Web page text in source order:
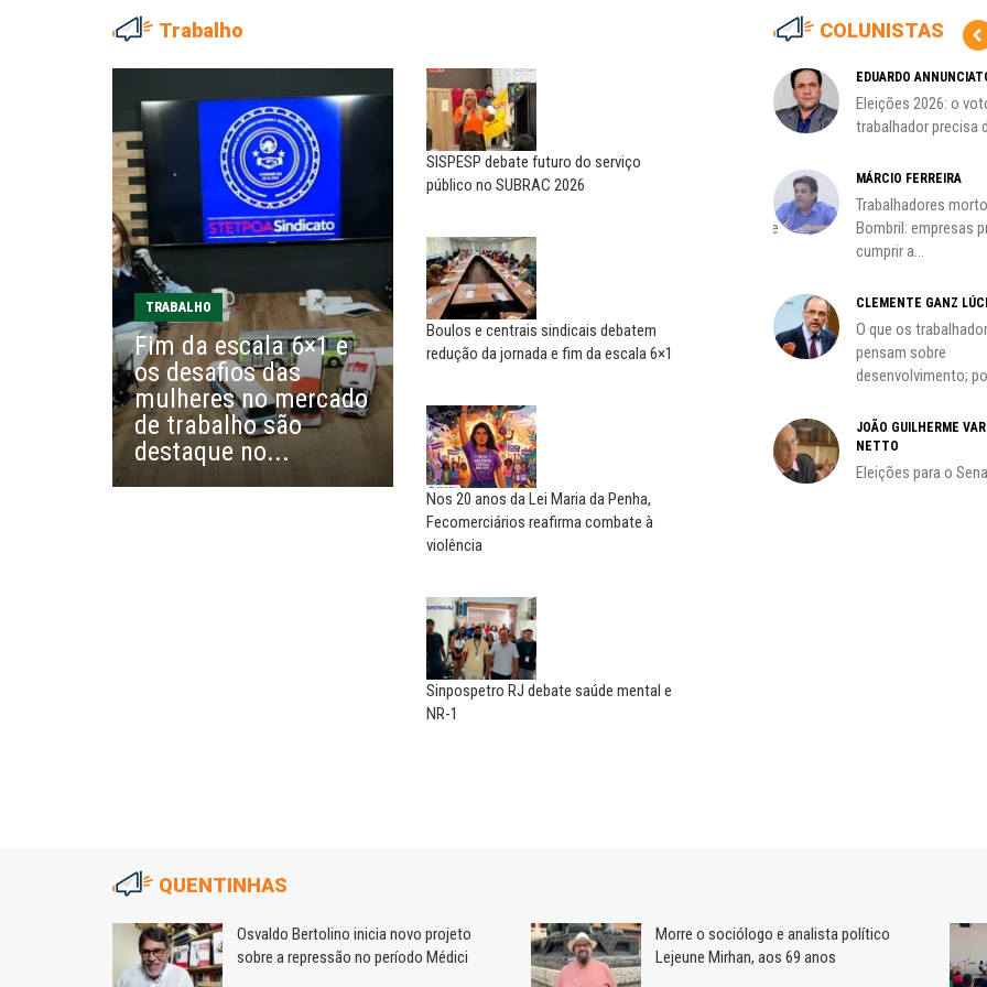
Trabalho
TRABALHO
Fim da escala 6×1 e
os desafios das
mulheres no mercado
de trabalho são
destaque no...
SISPESP debate futuro do serviço
público no SUBRAC 2026
Boulos e centrais sindicais debatem
redução da jornada e fim da escala 6×1
Nos 20 anos da Lei Maria da Penha,
Fecomerciários reafirma combate à
violência
Sinpospetro RJ debate saúde mental e
NR-1
COLUNISTAS
Adriana Marcolino destaca
impacto do salário mínimo na...
NILTON NECO
Sindec: 94 anos de união e
EDUARDO ANNUNCIATO CHICÃO
Sem salário digno e proteção
social, não existe...
EUSÉBIO PINTO NETO
A fortaleza do sindicato
MARIA AUXILIADORA
Agosto Lilás: todos e todas no
combate à...
SERGIO LUIZ LEITE (SERGINHO)
responsabilidade de todos
MIGUEL TORRES
A luta continua: agora o foco é
o...
CARLOS LOPES
O resgate do nosso Estado
Nacional; por Carlos...
A geopolítica nas eleições de
EDUARDO
Eleições 2026: o
trabalhador precisa
MÁRCIO FERREIRA
Trabalhadores
Bombril: empresas
cumprir a...
CLEMENTE GANZ
O que os
pensam sobre
desenvolvimento;
JOÃO GUILHERME
NETTO
Eleições para o
QUENTINHAS
Osvaldo Bertolino inicia novo projeto
sobre a repressão no período Médici
Morre o sociólogo e analista político
Lejeune Mirhan, aos 69 anos